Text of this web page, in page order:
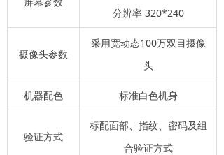
分辨率 320*240
摄像头参数
采用宽动态100万双目摄像
头
机器配色 标准白色机身
验证方式
标配面部、指纹、密码及组
合验证方式